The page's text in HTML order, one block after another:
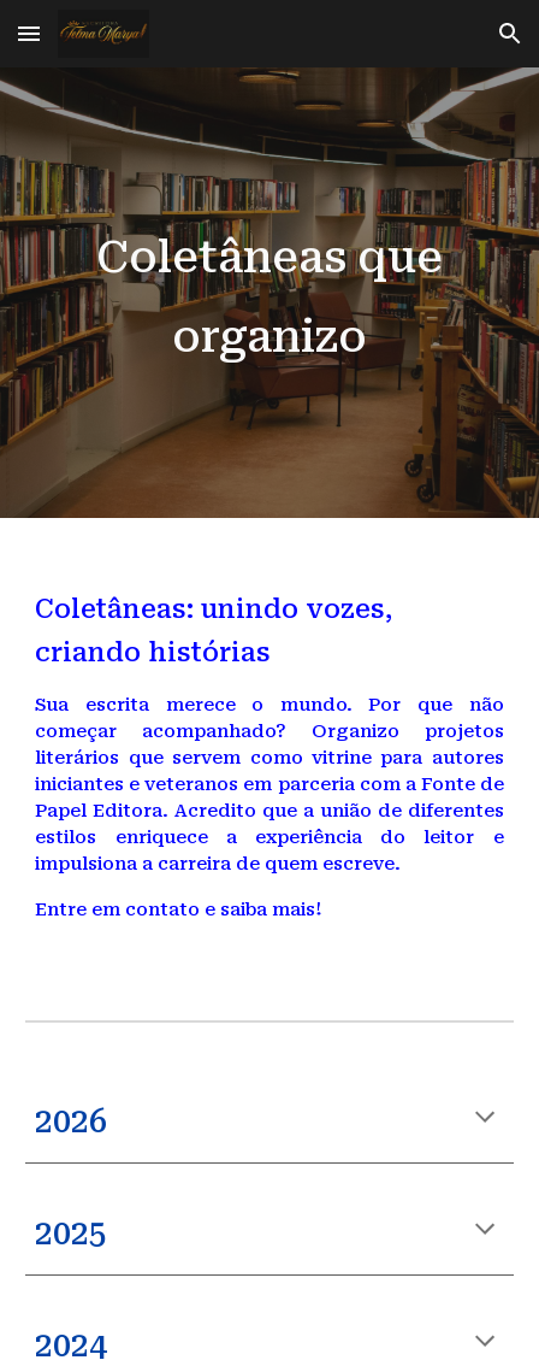
Skip to main content Skip to navigation
Coletâneas que
organizo
Coletâneas: unindo vozes,
criando histórias
Sua escrita merece o mundo. Por que não
começar acompanhado? Organizo projetos
literários que servem como vitrine para autores
iniciantes e veteranos em parceria com a Fonte de
Papel Editora. Acredito que a união de diferentes
estilos enriquece a experiência do leitor e
impulsiona a carreira de quem escreve.
Entre em contato e saiba mais!
2026
2025
2024